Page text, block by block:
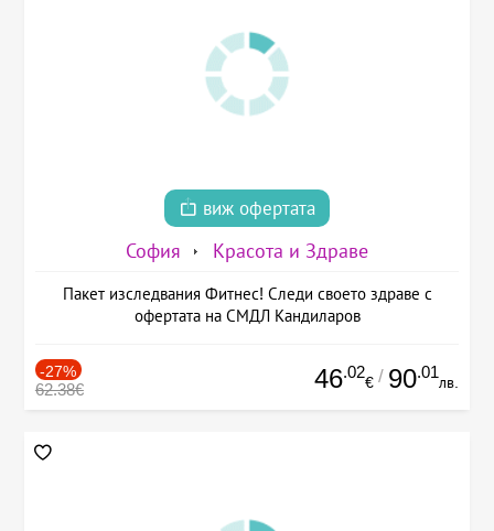
виж офертата
София Красота и Здраве
Пакет изследвания Фитнес! Следи своето здраве с
офертата на СМДЛ Кандиларов
-27%
62.38€ 46.02
€ / 90.01
лв.